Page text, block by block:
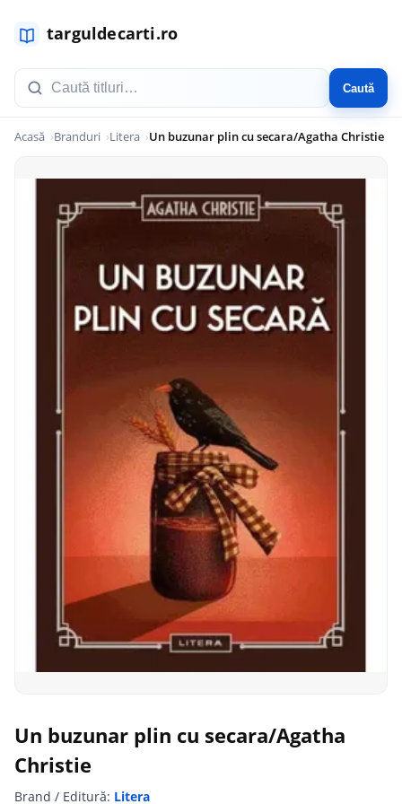
Caută
Acasă Branduri Litera Un buzunar plin cu secara/Agatha Christie
Un buzunar plin cu secara/Agatha
Christie
Brand / Editură: Litera